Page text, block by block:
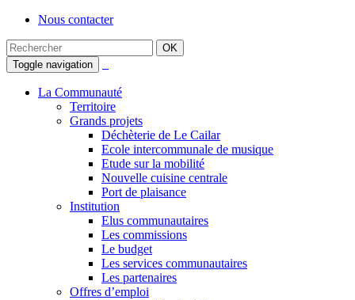
Nous contacter
Toggle navigation
La Communauté
Territoire
Grands projets
Déchèterie de Le Cailar
Ecole intercommunale de musique
Etude sur la mobilité
Nouvelle cuisine centrale
Port de plaisance
Institution
Elus communautaires
Les commissions
Le budget
Les services communautaires
Les partenaires
Offres d’emploi